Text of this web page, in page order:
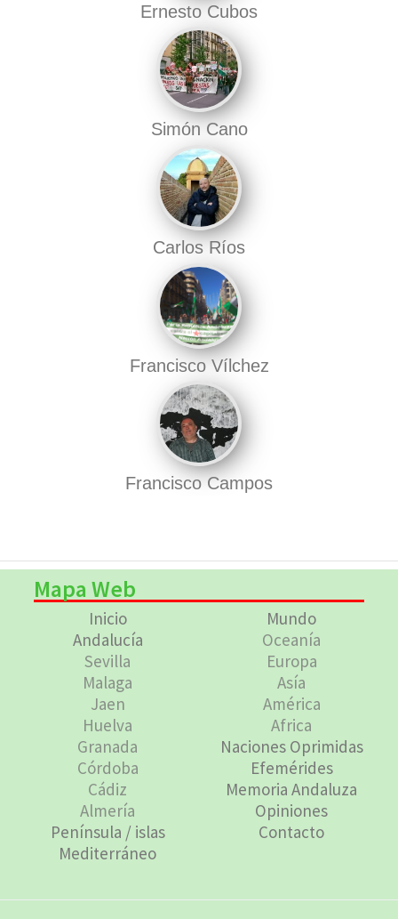
Ernesto Cubos
Simón Cano
Carlos Ríos
Francisco Vílchez
Francisco Campos
Mapa Web
Inicio
Andalucía
Sevilla
Malaga
Jaen
Huelva
Granada
Córdoba
Cádiz
Almería
Península / islas
Mediterráneo
Mundo
Oceanía
Europa
Asía
América
Africa
Naciones Oprimidas
Efemérides
Memoria Andaluza
Opiniones
Contacto